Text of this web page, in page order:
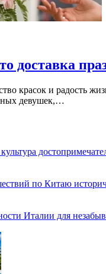
доставка
красок и радость
девушек,…
по Китаю
Италии для